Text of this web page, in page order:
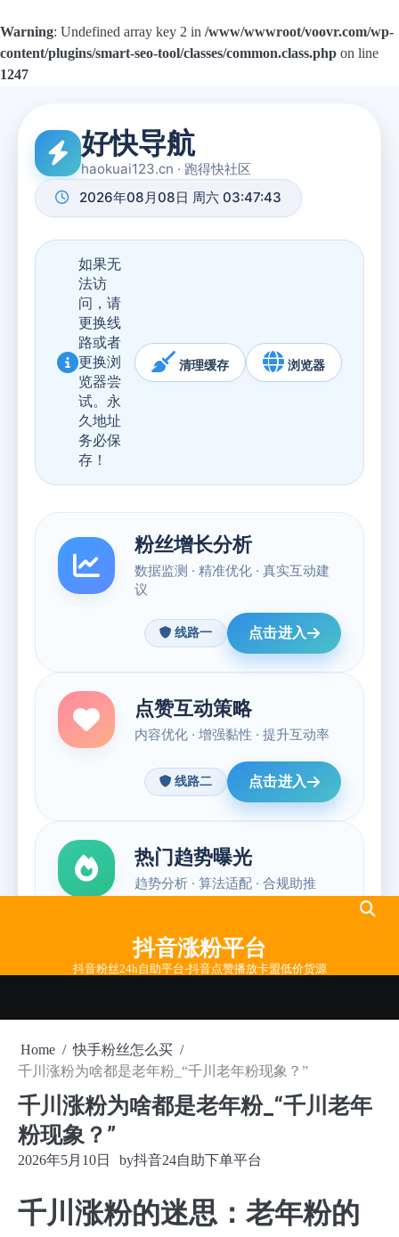
Warning: Undefined array key 2 in /www/wwwroot/voovr.com/wp-
content/plugins/smart-seo-tool/classes/common.class.php on line
1247
抖音涨粉平台
抖音粉丝24h自助平台-抖音点赞播放卡盟低价货源
Home
快手粉丝怎么买
千川涨粉为啥都是老年粉_“千川老年粉现象？”
千川涨粉为啥都是老年粉_“千川老年
粉现象？”
2026年5月10日 by抖音24自助下单平台
千川涨粉的迷思：老年粉的